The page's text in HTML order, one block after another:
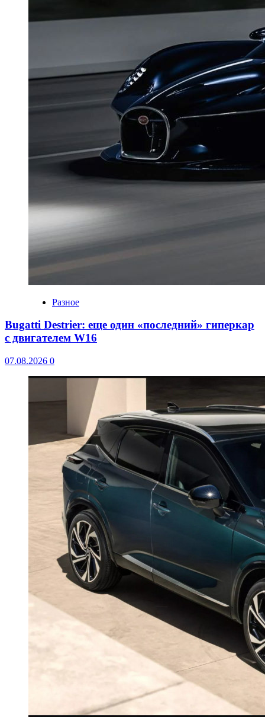
Разное
Bugatti Destrier: еще один «последний» гиперкар
с двигателем W16
07.08.2026 0